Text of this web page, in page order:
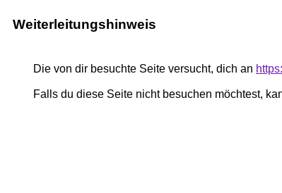
Weiterleitungshinweis
Die von dir besuchte Seite versucht, dich an
Falls du diese Seite nicht besuchen möchtest,